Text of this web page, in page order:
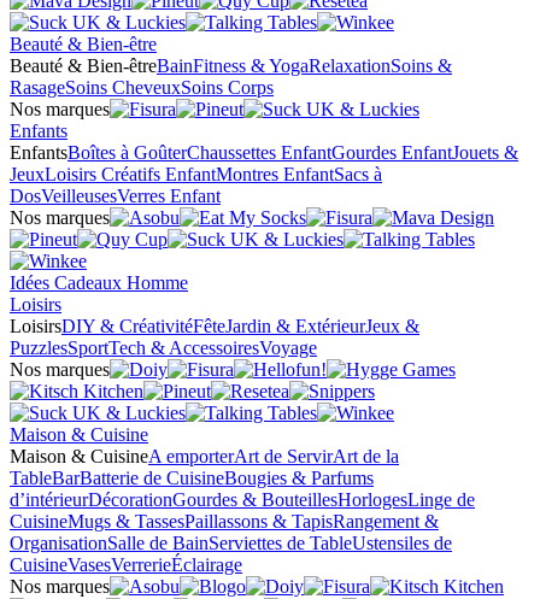
Beauté & Bien-être
Beauté & Bien-êtreBainFitness & YogaRelaxationSoins &
RasageSoins CheveuxSoins Corps
Nos marques
Enfants
EnfantsBoîtes à GoûterChaussettes EnfantGourdes EnfantJouets &
JeuxLoisirs Créatifs EnfantMontres EnfantSacs à
DosVeilleusesVerres Enfant
Nos marques
Idées Cadeaux Homme
Loisirs
LoisirsDIY & CréativitéFêteJardin & ExtérieurJeux &
PuzzlesSportTech & AccessoiresVoyage
Nos marques
Maison & Cuisine
Maison & CuisineA emporterArt de ServirArt de la
TableBarBatterie de CuisineBougies & Parfums
d’intérieurDécorationGourdes & BouteillesHorlogesLinge de
CuisineMugs & TassesPaillassons & TapisRangement &
OrganisationSalle de BainServiettes de TableUstensiles de
CuisineVasesVerrerieÉclairage
Nos marques